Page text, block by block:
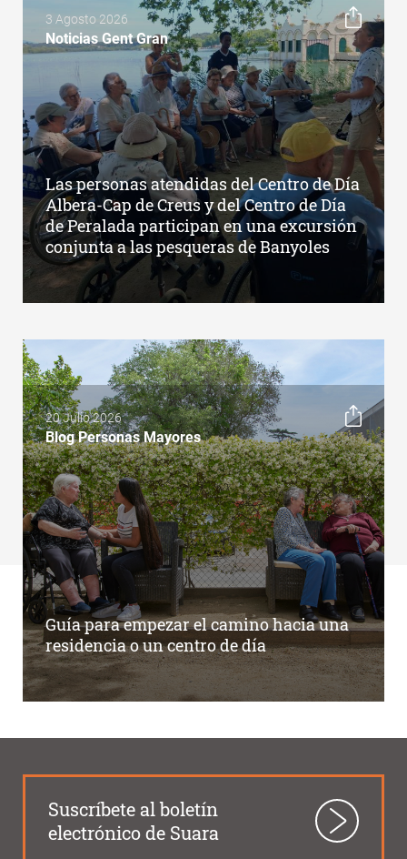
3 Agosto 2026
Noticias Gent Gran
Las personas atendidas del Centro de Día
Albera-Cap de Creus y del Centro de Día
de Peralada participan en una excursión
conjunta a las pesqueras de Banyoles
20 Julio 2026
Blog Personas Mayores
Guía para empezar el camino hacia una
residencia o un centro de día
Suscríbete al boletín
electrónico de Suara